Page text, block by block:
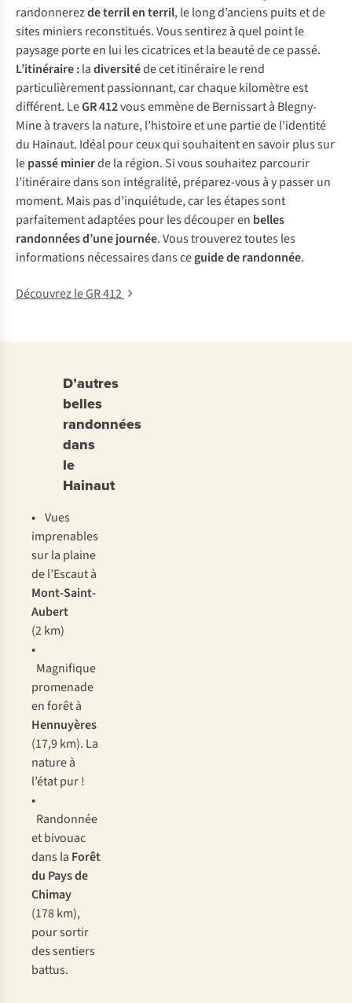
randonnerezde terril en terril, le long d’anciens puits et de
sites miniers reconstitués. Vous sentirez à quel point le
paysage porte en lui les cicatrices et la beauté de ce passé.
L’itinéraire :ladiversitéde cet itinéraire le rend
particulièrement passionnant, car chaque kilomètre est
différent. LeGR 412vous emmène de Bernissart à Blegny-
Mine à travers la nature, l’histoire et une partie de l’identité
du Hainaut. Idéal pour ceux qui souhaitent en savoir plus sur
lepassé minierde la région. Si vous souhaitez parcourir
l’itinéraire dans son intégralité, préparez-vous à y passer un
moment. Mais pas d’inquiétude, car les étapes sont
parfaitement adaptées pour les découper en belles
randonnées d’une journée. Vous trouverez toutes les
informations nécessaires dans ceguide de randonnée.
Découvrez le GR 412
D’autres
belles
randonnées
dans
le
Hainaut
• Vues
imprenables
sur la plaine
de l’Escaut à
Mont-Saint-
Aubert
(2 km)
•
Magnifique
promenade
en forêt à
Hennuyères
(17,9 km). La
nature à
l’état pur !
•
Randonnée
et bivouac
dans la Forêt
du Pays de
Chimay
(178 km),
pour sortir
des sentiers
battus.